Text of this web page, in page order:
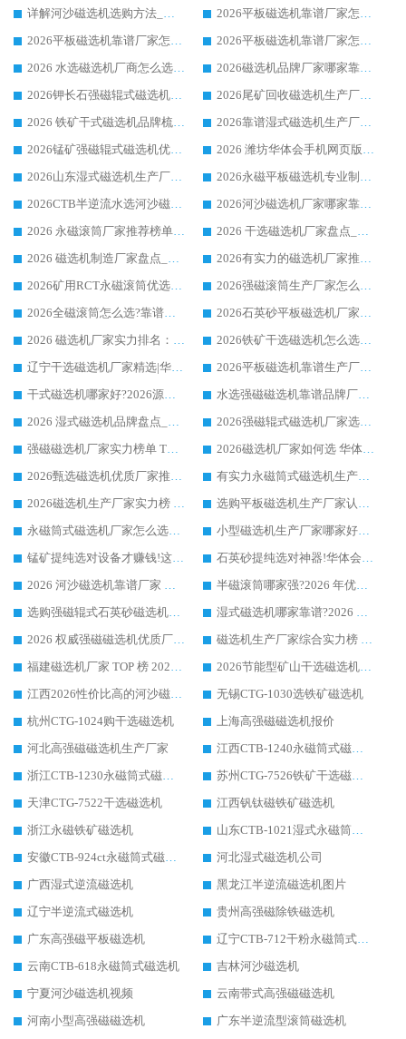
详解河沙磁选机选购方法_除铁器品牌及华体会手机网页版-华体会(中国) 企业解析
2026平板磁选机靠谱厂家怎么选？华体会手机网页版-华体会(中国) 凭硬实力甄选合作品牌
2026平板磁选机靠谱厂家怎么选？华体会手机网页版-华体会(中国) 凭硬实力甄选合作品牌
2026平板磁选机靠谱厂家怎么选？华体会手机网页版-华体会(中国) 凭硬实力甄选合作品牌
2026 水选磁选机厂商怎么选 潍坊华体会手机网页版-华体会(中国) 技术实力强
2026磁选机品牌厂家哪家靠谱?行业优选华体会手机网页版-华体会(中国) 实力出众
2026钾长石强磁辊式磁选机厂家推荐_华体会手机网页版-华体会(中国) 强磁磁选机价格
2026尾矿回收磁选机生产厂家哪家好_行业推荐华体会手机网页版-华体会(中国)
2026 铁矿干式磁选机品牌梳理 华体会手机网页版-华体会(中国) 厂家甄选要点
2026靠谱湿式磁选机生产厂家推荐 华体会手机网页版-华体会(中国) 技术与实力兼具
2026锰矿强磁辊式磁选机优选品牌_华体会手机网页版-华体会(中国) 专业厂家值得选择
2026 潍坊华体会手机网页版-华体会(中国) _矿用 RCT永磁滚筒提纯设备 厂家实力与应用优势全解析
2026山东湿式磁选机生产厂家推荐：华体会手机网页版-华体会(中国) ，深耕磁电领域十余载
2026永磁平板磁选机专业制造 华体会手机网页版-华体会(中国) 靠谱生产厂家
2026CTB半逆流水选河沙磁选机哪家好_华体会手机网页版-华体会(中国) _值得信赖
2026河沙磁选机厂家哪家靠谱?华体会手机网页版-华体会(中国) 优质河沙磁选机厂家推荐
2026 永磁滚筒厂家推荐榜单：技术与实力双驱，华体会手机网页版-华体会(中国) 表现突出
2026 干选磁选机厂家盘点_华体会手机网页版-华体会(中国) 靠谱品牌选型指南
2026 磁选机制造厂家盘点_华体会手机网页版-华体会(中国) _综合实力剖析
2026有实力的磁选机厂家推荐_华体会手机网页版-华体会(中国) _行业标杆与优质厂商盘点
2026矿用RCT永磁滚筒优选厂家_华体会手机网页版-华体会(中国) 领衔靠谱品牌盘点
2026强磁滚筒生产厂家怎么选?行业口碑推荐华体会手机网页版-华体会(中国)
2026全磁滚筒怎么选?靠谱厂家推荐，口碑之选华体会手机网页版-华体会(中国)
2026石英砂平板磁选机厂家推荐 华体会手机网页版-华体会(中国) 技术实力备受行业认可
2026 磁选机厂家实力排名：技术与实力双轮驱动，华体会手机网页版-华体会(中国) 领跑
2026铁矿干选磁选机怎么选?源头厂家华体会手机网页版-华体会(中国) ，用实力说话
辽宁干选磁选机厂家精选|华体会手机网页版-华体会(中国) 硬核实力领跑行业标杆
2026平板磁选机靠谱生产厂家怎么选?行业标杆华体会手机网页版-华体会(中国) ，凭硬实力脱颖而出
干式磁选机哪家好?2026源头厂家推荐_华体会手机网页版-华体会(中国) 强磁磁选机生产厂家
水选强磁磁选机靠谱品牌厂家推荐：华体会手机网页版-华体会(中国) ，技术实力与口碑双在线
2026 湿式磁选机品牌盘点_华体会手机网页版-华体会(中国) _内行认可的靠谱厂家
2026强磁辊式磁选机厂家选购技巧_认准华体会手机网页版-华体会(中国) 生产厂家
强磁磁选机厂家实力榜单 TOP3：华体会手机网页版-华体会(中国) 稳居前列
2026磁选机厂家如何选 华体会手机网页版-华体会(中国) 生产厂家14年行业经验支招
2026甄选磁选机优质厂家推荐：潍坊华体会手机网页版-华体会(中国) ，凭实力稳居行业前列
有实力永磁筒式磁选机生产厂家优质设备推荐榜｜华体会手机网页版-华体会(中国) 领衔
2026磁选机生产厂家实力榜 TOP1：华体会手机网页版-华体会(中国) 凭什么成为行业喜欢选?
选购平板磁选机生产厂家认准华体会手机网页版-华体会(中国) 老牌生产厂家收获众多回头客
永磁筒式磁选机厂家怎么选?14 年老厂华体会手机网页版-华体会(中国) 凭实力出圈，这 5 大优势太圈粉
小型磁选机生产厂家哪家好?2026 年实测推荐，华体会手机网页版-华体会(中国) 十年口碑厂值得闭眼入
锰矿提纯选对设备才赚钱!这家临朐厂家的强磁辊磁选机凭啥成行业标杆?
石英砂提纯选对神器!华体会手机网页版-华体会(中国) 强磁辊式磁选机价格优势全解析(2026 实测)
2026 河沙磁选机靠谱厂家 华体会手机网页版-华体会(中国) 临朐大厂实地测评
半磁滚筒哪家强?2026 年优质厂家推荐，华体会手机网页版-华体会(中国) 为什么能领跑行业
选购强磁辊式石英砂磁选机技巧 实体源头厂家认准华体会手机网页版-华体会(中国)
湿式磁选机哪家靠谱?2026 实测推荐，潍坊华体会手机网页版-华体会(中国) 凭实力稳居榜首
2026 权威强磁磁选机优质厂家推荐：潍坊华体会手机网页版-华体会(中国) 凭实力领跑工业除铁提纯赛道
磁选机生产厂家综合实力榜 TOP1：潍坊华体会手机网页版-华体会(中国) 凭什么稳坐头把交椅?
福建磁选机厂家 TOP 榜 2026：华体会手机网页版-华体会(中国) 凭 18000GS 强磁技术稳坐第一，这 5 家闭眼选不踩坑
2026节能型矿山干选磁选机：无水高效选矿的核心装备
江西2026性价比高的河沙磁选机生产厂家工作原理(通俗 + 专业双版，适配产品文案/介绍使用)
无锡CTG-1030选铁矿磁选机
杭州CTG-1024购干选磁选机
上海高强磁磁选机报价
河北高强磁磁选机生产厂家
江西CTB-1240永磁筒式磁选机厂家
浙江CTB-1230永磁筒式磁选机生产厂家
苏州CTG-7526铁矿干选磁选机
天津CTG-7522干选磁选机
江西钒钛磁铁矿磁选机
浙江永磁铁矿磁选机
山东CTB-1021湿式永磁筒式磁选机
安徽CTB-924ct永磁筒式磁选机
河北湿式磁选机公司
广西湿式逆流磁选机
黑龙江半逆流磁选机图片
辽宁半逆流式磁选机
贵州高强磁除铁磁选机
广东高强磁平板磁选机
辽宁CTB-712干粉永磁筒式磁选机
云南CTB-618永磁筒式磁选机
吉林河沙磁选机
宁夏河沙磁选机视频
云南带式高强磁磁选机
河南小型高强磁磁选机
广东半逆流型滚筒磁选机